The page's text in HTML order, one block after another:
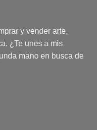
y vender arte,
¿Te unes a mis
mano en busca de